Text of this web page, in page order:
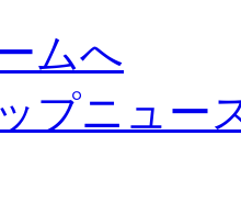
ムへ
プニュー